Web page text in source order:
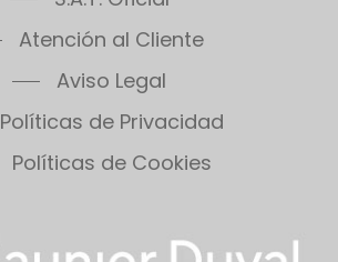
Atención al Cliente
Aviso Legal
Políticas de Privacidad
Políticas de Cookies